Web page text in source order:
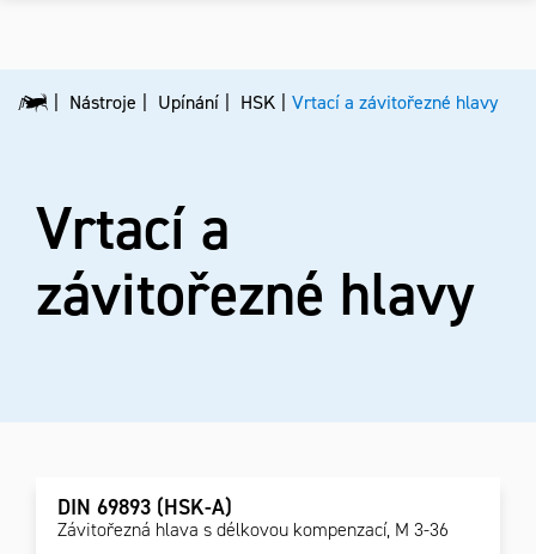
Nástroje Upínání HSK Vrtací a závitořezné hlavy
Vrtací a
závitořezné hlavy
DIN 69893 (HSK-A)
Závitořezná hlava s délkovou kompenzací, M 3-36